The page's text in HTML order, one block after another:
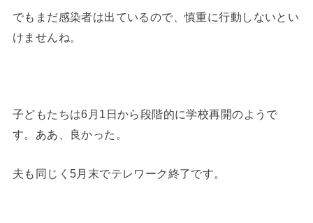
でもまだ感染者は出ているので、慎重に行動しないとい
けませんね。
子どもたちは6月1日から段階的に学校再開のようで
す。ああ、良かった。
夫も同じく5月末でテレワーク終了です。